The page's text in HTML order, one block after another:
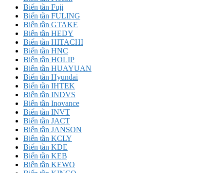
Biến tần Fuji
Biến tần FULING
Biến tần GTAKE
Biến tần HEDY
Biến tần HITACHI
Biến tần HNC
Biến tần HOLIP
Biến tần HUAYUAN
Biến tần Hyundai
Biến tần IHTEK
Biến tần INDVS
Biến tần Inovance
Biến tần INVT
Biến tần JACT
Biến tần JANSON
Biến tần KCLY
Biến tần KDE
Biến tần KEB
Biến tần KEWO